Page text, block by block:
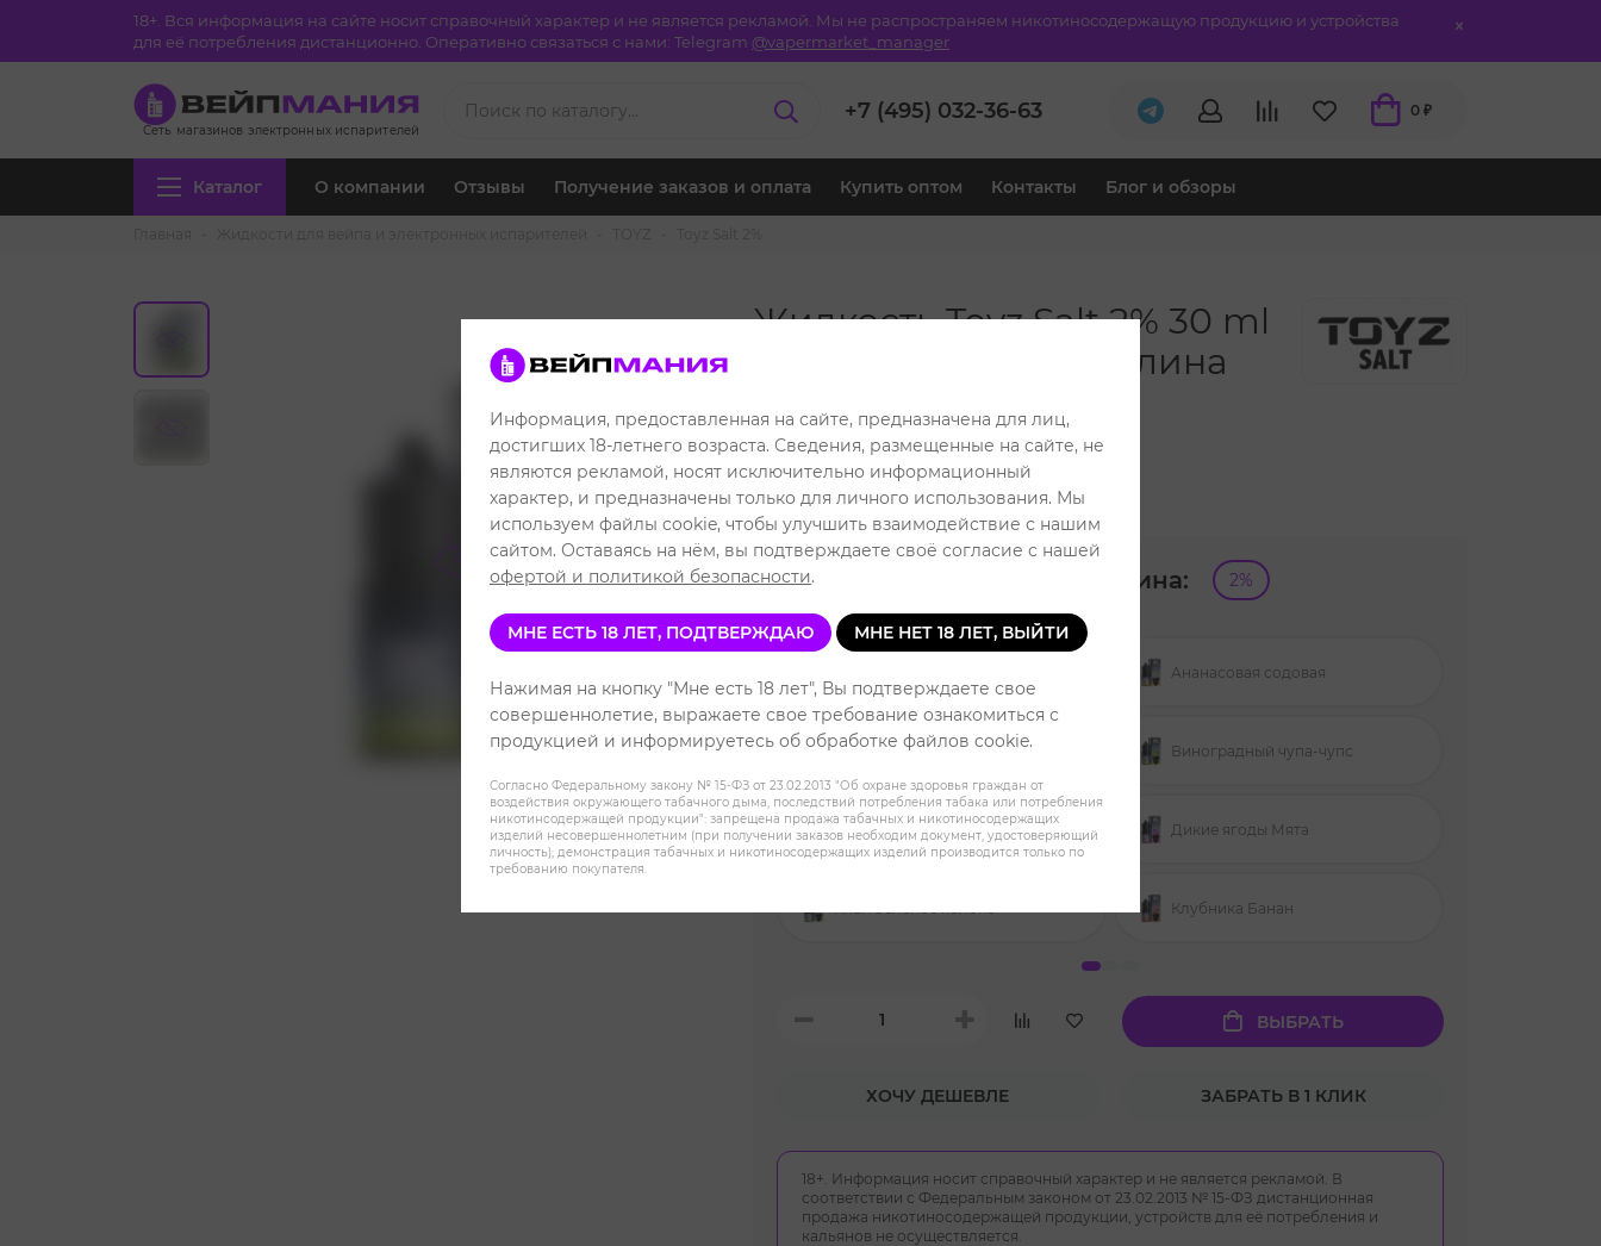
18+. Вся информация на сайте носит справочный характер и не является рекламой. Мы не распространяем никотиносодержащую продукцию и устройства
для её потребления дистанционно. Оперативно связаться с нами: Telegram @vapermarket_manager
Сеть магазинов электронных испарителей
+7 (495) 032-36-63 0 ₽
Каталог О компании Отзывы Получение заказов и оплата Купить оптом Контакты Блог и обзоры
Жидкость Toyz Salt 2% 30 ml
- Виноград Лайм Малина
Розничная цена: 549 ₽
Клубная цена: 449 ₽
Читать отзывы
Уровень никотина: 2%
Ананасовая содовая
Арбузная жвачка Виноградный чупа-чупс
Вишневая кола Дикие ягоды Мята
Клубника Банан
ВЫБРАТЬ
ХОЧУ ДЕШЕВЛЕ ЗАБРАТЬ В 1 КЛИК
18+. Информация носит справочный характер и не является рекламой. В
соответствии с Федеральным законом от 23.02.2013 № 15-ФЗ дистанционная
продажа никотиносодержащей продукции, устройств для её потребления и
кальянов не осуществляется.
Информация, предоставленная на сайте, предназначена для лиц,
достигших 18-летнего возраста. Сведения, размещенные на сайте, не
являются рекламой, носят исключительно информационный
характер, и предназначены только для личного использования. Мы
используем файлы cookie, чтобы улучшить взаимодействие с нашим
сайтом. Оставаясь на нём, вы подтверждаете своё согласие с нашей
офертой и политикой безопасности.
МНЕ ЕСТЬ 18 ЛЕТ, ПОДТВЕРЖДАЮ МНЕ НЕТ 18 ЛЕТ, ВЫЙТИ
Нажимая на кнопку "Мне есть 18 лет", Вы подтверждаете свое
совершеннолетие, выражаете свое требование ознакомиться с
продукцией и информируетесь об обработке файлов cookie.
Согласно Федеральному закону № 15-ФЗ от 23.02.2013 "Об охране здоровья граждан от
воздействия окружающего табачного дыма, последствий потребления табака или потребления
никотинсодержащей продукции": запрещена продажа табачных и никотиносодержащих
изделий несовершеннолетним (при получении заказов необходим документ, удостоверяющий
личность); демонстрация табачных и никотиносодержащих изделий производится только по
требованию покупателя.